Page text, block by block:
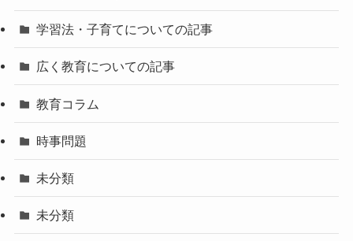
学習法・子育てについての記事
広く教育についての記事
教育コラム
時事問題
未分類
未分類